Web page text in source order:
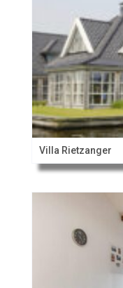
Villa Rietzanger